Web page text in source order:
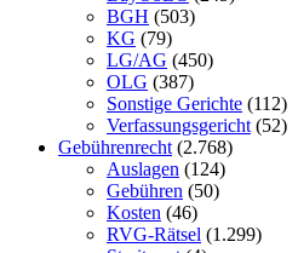
BGH (503)
KG (79)
LG/AG (450)
OLG (387)
Sonstige Gerichte (112)
Verfassungsgericht (52)
Gebührenrecht (2.768)
Auslagen (124)
Gebühren (50)
Kosten (46)
RVG-Rätsel (1.299)